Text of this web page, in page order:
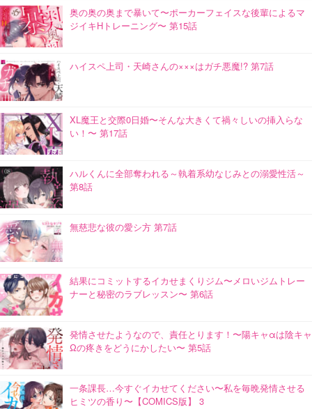
奥の奥の奥まで暴いて〜ポーカーフェイスな後輩によるマ
ジイキHトレーニング〜 第15話
ハイスペ上司・天崎さんの×××はガチ悪魔!? 第7話
XL魔王と交際0日婚〜そんな大きくて禍々しいの挿入らな
い！〜 第17話
ハルくんに全部奪われる～執着系幼なじみとの溺愛性活～
第8話
無慈悲な彼の愛シ方 第7話
結果にコミットするイカせまくりジム〜メロいジムトレー
ナーと秘密のラブレッスン〜 第6話
発情させたようなので、責任とります！〜陽キャαは陰キャ
Ωの疼きをどうにかしたい〜 第5話
一条課長…今すぐイカせてください〜私を毎晩発情させる
ヒミツの香り〜【COMICS版】 3